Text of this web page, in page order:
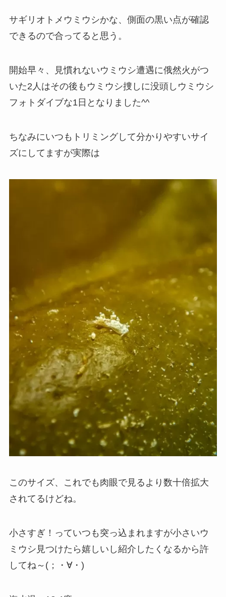
サギリオトメウミウシかな、側面の黒い点が確認
できるので合ってると思う。
開始早々、見慣れないウミウシ遭遇に俄然火がつ
いた2人はその後もウミウシ捜しに没頭しウミウシ
フォトダイブな1日となりました^^
ちなみにいつもトリミングして分かりやすいサイ
ズにしてますが実際は
このサイズ、これでも肉眼で見るより数十倍拡大
されてるけどね。
小さすぎ！っていつも突っ込まれますが小さいウ
ミウシ見つけたら嬉しいし紹介したくなるから許
してね～(；・∀・)